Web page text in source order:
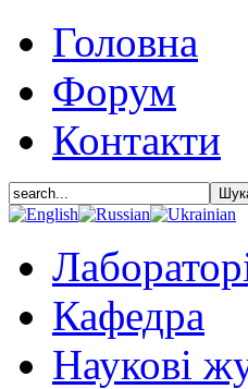
Головна
Форум
Контакти
Кафедра
Наукові